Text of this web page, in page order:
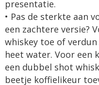
presentatie.
• Pas de sterkte aan
een zachtere versie?
whiskey toe of
heet water. Voor een
een dubbel shot
beetje koffielikeur